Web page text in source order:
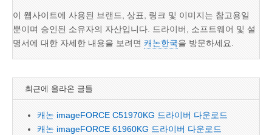
이 웹사이트에 사용된 브랜드, 상표, 링크 및 이미지는 참고용일
뿐이며 승인된 소유자의 자산입니다. 드라이버, 소프트웨어 및 설
명서에 대한 자세한 내용을 보려면 캐논한국을 방문하세요.
최근에 올라온 글들
캐논 imageFORCE C51970KG 드라이버 다운로드
캐논 imageFORCE 61960KG 드라이버 다운로드